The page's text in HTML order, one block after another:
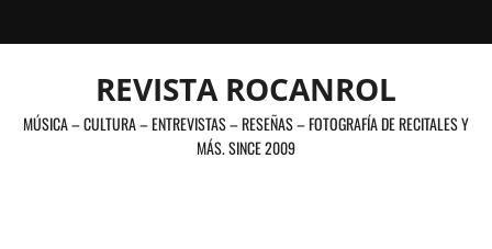
al
REVISTA ROCANROL
MÚSICA – CULTURA – ENTREVISTAS – RESEÑAS – FOTOGRAFÍA DE RECITALES Y
MÁS. SINCE 2009